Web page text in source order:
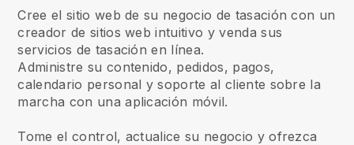
Cree el sitio web de su negocio de tasación con un
creador de sitios web intuitivo y venda sus
servicios de tasación en línea.
Administre su contenido, pedidos, pagos,
calendario personal y soporte al cliente sobre la
marcha con una aplicación móvil.
Tome el control, actualice su negocio y ofrezca